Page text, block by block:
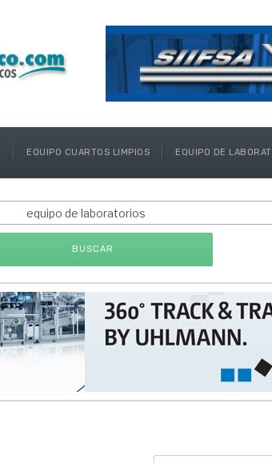
EQUIPO CUARTOS LIMPIOS EQUIPO DE